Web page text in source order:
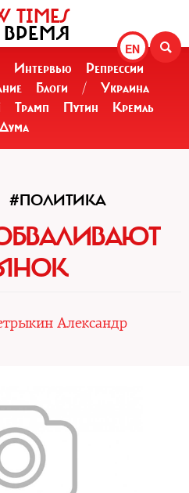
EN
TIMES
Интервью
Репрессии
Блоги /
Украина
Трамп Путин
Кремль
Дума
#ПОЛИТИКА
Александр